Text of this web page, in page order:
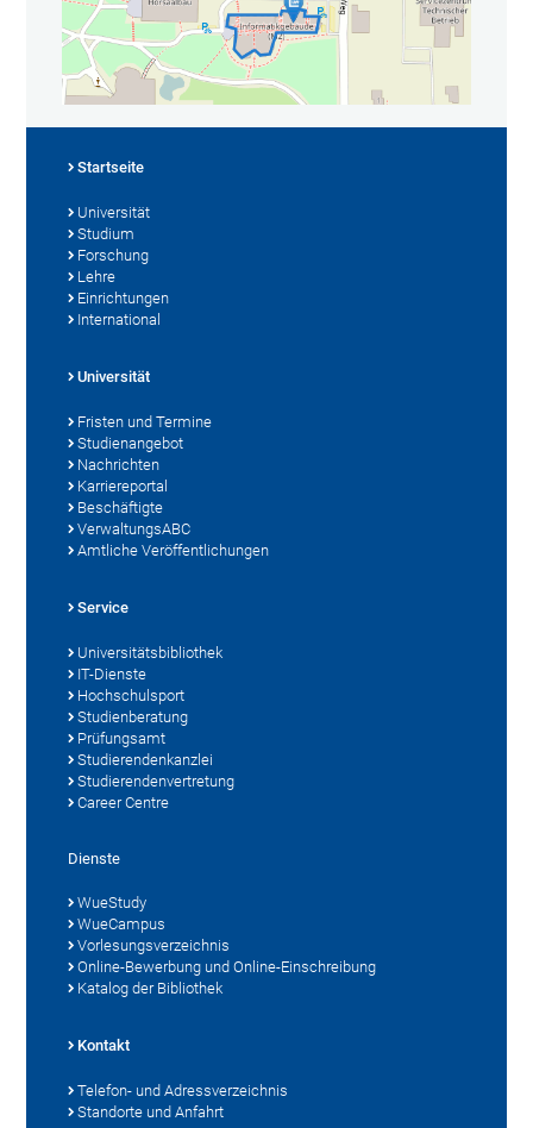
Startseite
Universität
Studium
Forschung
Lehre
Einrichtungen
International
Universität
Fristen und Termine
Studienangebot
Nachrichten
Karriereportal
Beschäftigte
VerwaltungsABC
Amtliche Veröffentlichungen
Service
Universitätsbibliothek
IT-Dienste
Hochschulsport
Studienberatung
Prüfungsamt
Studierendenkanzlei
Studierendenvertretung
Career Centre
Dienste
WueStudy
WueCampus
Vorlesungsverzeichnis
Online-Bewerbung und Online-Einschreibung
Katalog der Bibliothek
Kontakt
Telefon- und Adressverzeichnis
Standorte und Anfahrt